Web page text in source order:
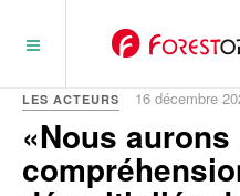
LES ACTEURS 16 décembre
«Nous aurons